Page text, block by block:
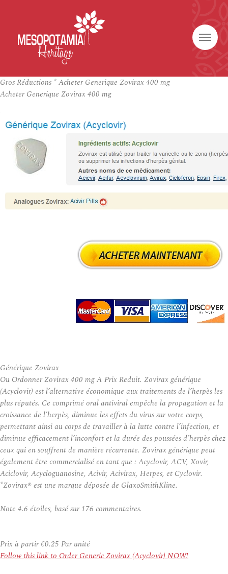
Gros Réductions * Acheter Generique Zovirax 400 mg
Acheter Generique Zovirax 400 mg
Générique Zovirax
Ou Ordonner Zovirax 400 mg A Prix Reduit. Zovirax générique
(Acyclovir) est l’alternative économique aux traitements de l’herpès les
plus réputés. Ce comprimé oral antiviral empêche la propagation et la
croissance de l’herpès, diminue les effets du virus sur votre corps,
permettant ainsi au corps de travailler à la lutte contre l’infection, et
diminue efficacement l’inconfort et la durée des poussées d’herpès chez
ceux qui en souffrent de manière récurrente. Zovirax générique peut
également être commercialisé en tant que : Acyclovir, ACV, Xovir,
Aciclovir, Acycloguanosine, Acivir, Acivirax, Herpes, et Cyclovir.
*Zovirax® est une marque déposée de GlaxoSmithKline.
Note 4.6 étoiles, basé sur 176 commentaires.
Prix à partir€0.25 Par unité
Follow this link to Order Generic Zovirax (Acyclovir) NOW!